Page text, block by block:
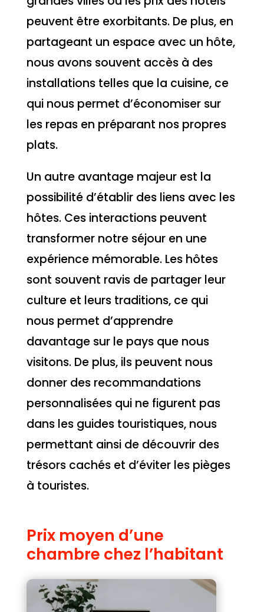
peuvent être exorbitants. De plus, en
partageant un espace avec un hôte,
nous avons souvent accès à des
installations telles que la cuisine, ce
qui nous permet d’économiser sur
les repas en préparant nos propres
plats.
Un autre avantage majeur est la
possibilité d’établir des liens avec les
hôtes. Ces interactions peuvent
transformer notre séjour en une
expérience mémorable. Les hôtes
sont souvent ravis de partager leur
culture et leurs traditions, ce qui
nous permet d’apprendre
davantage sur le pays que nous
visitons. De plus, ils peuvent nous
donner des recommandations
personnalisées qui ne figurent pas
dans les guides touristiques, nous
permettant ainsi de découvrir des
trésors cachés et d’éviter les pièges
à touristes.
Prix moyen d’une
chambre chez l’habitant